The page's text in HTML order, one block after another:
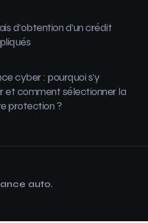
d’obtention d’un crédit
cyber : pourquoi s’y
et comment sélectionner la
protection ?
auto.